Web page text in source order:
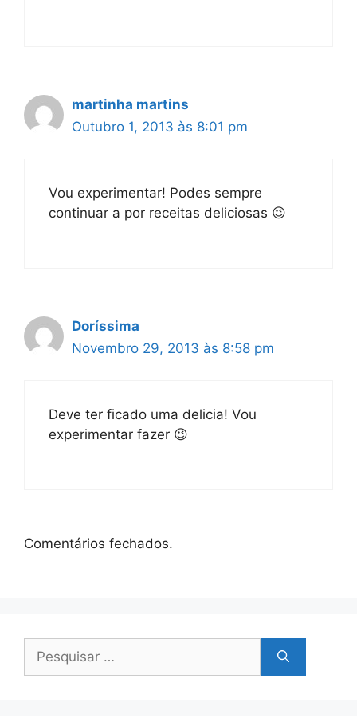
martinha martins
Outubro 1, 2013 às 8:01 pm
Vou experimentar! Podes sempre
continuar a por receitas deliciosas 😉
Doríssima
Novembro 29, 2013 às 8:58 pm
Deve ter ficado uma delicia! Vou
experimentar fazer 😉
Comentários fechados.
por: